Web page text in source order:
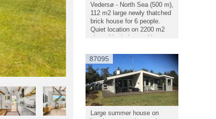
Vedersø - North Sea (500 m),
112 m2 large newly thatched
brick house for 6 people.
Quiet location on 2200 m2
plot, with shelter and large
Possibility of many activities
on the grounds.
87095
Large summer house on